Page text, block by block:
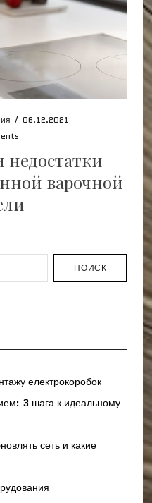
/ 06.12.2021
недостатки
варочной
ПОИСК
електрокоробок
3 шага к идеальному
сеть и какие